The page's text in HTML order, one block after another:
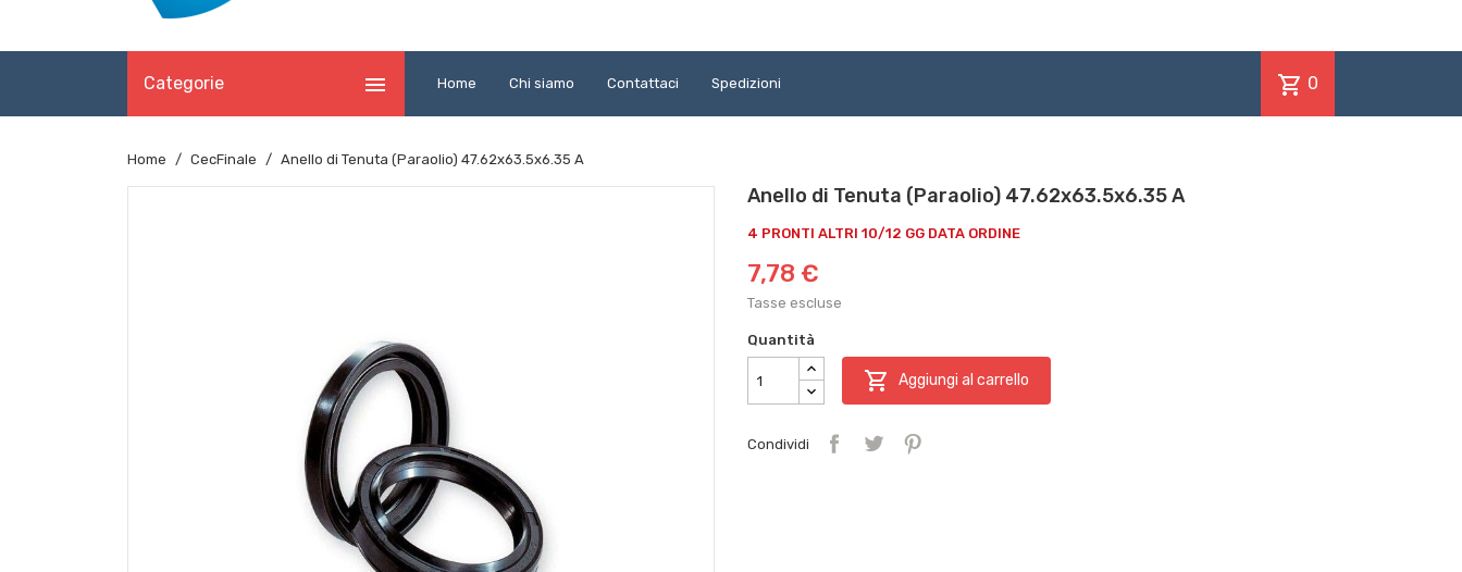
Categorie  Home Chi siamo Contattaci Spedizioni shopping_cart 0
Home CecFinale Anello di Tenuta (Paraolio) 47.62x63.5x6.35 A
Anello di Tenuta (Paraolio) 47.62x63.5x6.35 A
4 PRONTI ALTRI 10/12 GG DATA ORDINE
7,78 €
Tasse escluse
Quantità
 Aggiungi al carrello
Condividi